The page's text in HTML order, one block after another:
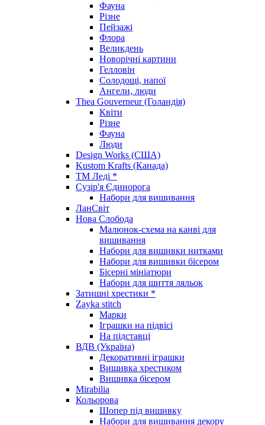
Фауна
Різне
Пейзажі
Флора
Великдень
Новорічні картини
Гелловін
Солодощі, напої
Ангели, люди
Thea Gouverneur (Голандія)
Квіти
Різне
Фауна
Люди
Design Works (США)
Kustom Krafts (Канада)
ТМ Леді *
Сузір'я Єдинорога
Набори для вишивання
ЛанСвіт
Нова Слобода
Малюнок-схема на канві для
вишивання
Набори для вишивки нитками
Набори для вишивки бісером
Бісерні мініатюри
Набори для шиття ляльок
Затишні хрестики *
Zayka stitch
Марки
Іграшки на підвісі
На підставці
ВДВ (Україна)
Декоративні іграшки
Вишивка хрестиком
Вишивка бісером
Mirabilia
Кольорова
Шопер під вишивку
Набори для вишивання декору